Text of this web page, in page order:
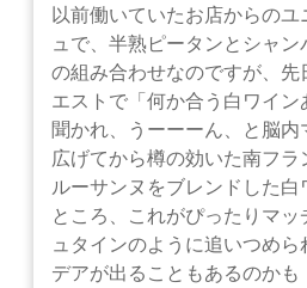
以前働いていたお店からの
ュで、半熟ピータンとシャ
の組み合わせなのですが、先
エストで「何か合う白ワイン
聞かれ、うーーーん、と脳内
広げてから樽の効いた南フラ
ルーサンヌをブレンドした
ところ、これがぴったりマ
ュタインのように追いつめら
デアが出ることもあるのかも